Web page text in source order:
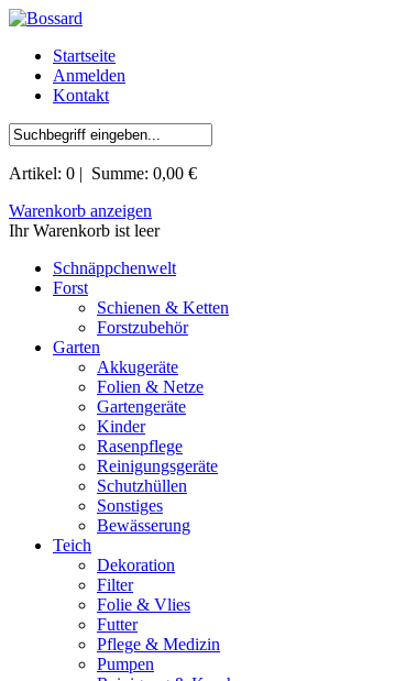
Startseite
Anmelden
Kontakt
Artikel: 0 | Summe: 0,00 €
Warenkorb anzeigen
Ihr Warenkorb ist leer
Schnäppchenwelt
Forst
Schienen & Ketten
Forstzubehör
Garten
Akkugeräte
Folien & Netze
Gartengeräte
Kinder
Rasenpflege
Reinigungsgeräte
Schutzhüllen
Sonstiges
Bewässerung
Teich
Dekoration
Filter
Folie & Vlies
Futter
Pflege & Medizin
Pumpen